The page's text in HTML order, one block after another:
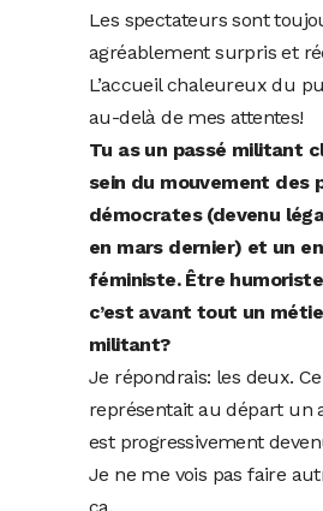
Les spectateurs sont
agréablement surpris et
L’accueil chaleureux du
au-delà de mes attentes!
Tu as un passé militant
sein du mouvement des
démocrates (devenu
en mars dernier) et un
féministe. Être
c’est avant tout un
militant?
Je répondrais: les deux.
représentait au départ un
est progressivement
Je ne me vois pas faire